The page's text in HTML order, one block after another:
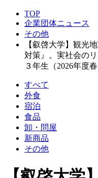
TOP
企業団体ニュース
その他
【叡啓大学】観光
対策』。実社会の
３年生（2026年度
すべて
外食
宿泊
食品
卸・問屋
新商品
その他